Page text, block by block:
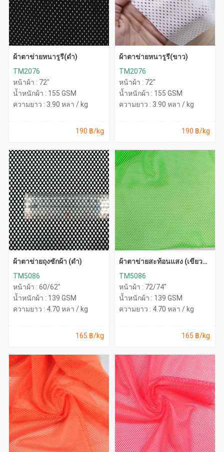
ผ้าตาข่ายหนารูรี(ดำ)
TM2076
หน้าผ้า : 72"
น้ำหนักผ้า : 155 GSM
ความยาว : 3.90 หลา / kg
190 ฿/kg
ผ้าตาข่ายหนารูรี(ขาว)
TM2076
หน้าผ้า : 72"
น้ำหนักผ้า : 155 GSM
ความยาว : 3.90 หลา / kg
190 ฿/kg
ผ้าตาข่ายถุงซักผ้า (ดำ)
TM5086
หน้าผ้า : 60/62"
น้ำหนักผ้า : 139 GSM
ความยาว : 4.70 หลา / kg
165 ฿/kg
ผ้าตาข่ายสะท้อนแสง (เขียว
TM5086
หน้าผ้า : 72/74"
น้ำหนักผ้า : 139 GSM
ความยาว : 4.70 หลา / kg
165 ฿/kg